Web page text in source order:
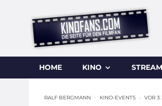
HOME KINO
RALF BERGMANN · KINO-EVENTS · VOR 3